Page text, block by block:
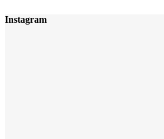
Instagram